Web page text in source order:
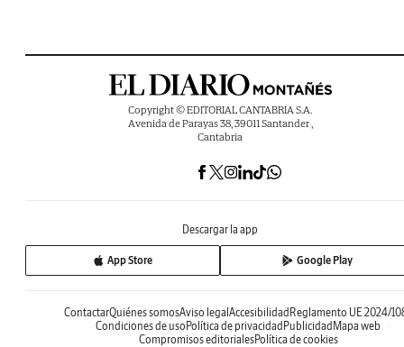
Copyright © EDITORIAL CANTABRIA S.A.
Avenida de Parayas 38, 39011 Santander ,
Cantabria
Descargar la app
App Store Google Play
ContactarQuiénes somosAviso legalAccesibilidadReglamento UE 2024/
Condiciones de usoPolítica de privacidadPublicidadMapa web
Compromisos editorialesPolítica de cookies